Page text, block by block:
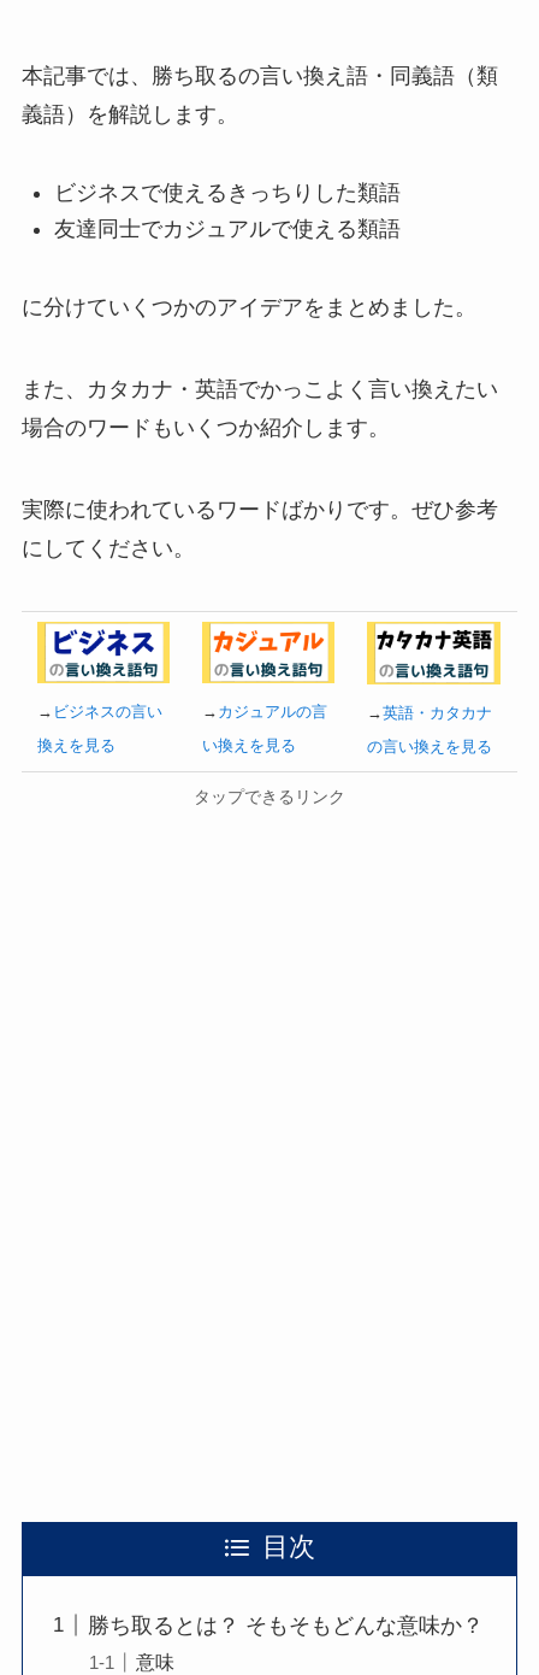
本記事では、勝ち取るの言い換え語・同義語（類
義語）を解説します。
ビジネスで使えるきっちりした類語
友達同士でカジュアルで使える類語
に分けていくつかのアイデアをまとめました。
また、カタカナ・英語でかっこよく言い換えたい
場合のワードもいくつか紹介します。
実際に使われているワードばかりです。ぜひ参考
にしてください。
→ ビジネスの言い
換えを見る
→ カジュアルの言
い換えを見る
→英語・カタカナ
の言い換えを見る
タップできるリンク
目次
勝ち取るとは？ そもそもどんな意味か？
意味